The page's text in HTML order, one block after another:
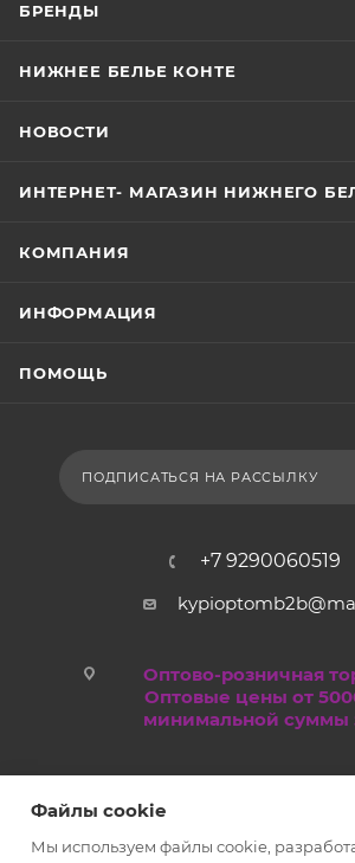
БРЕНДЫ
НИЖНЕЕ БЕЛЬЕ КОНТЕ
НОВОСТИ
ИНТЕРНЕТ- МАГАЗИН НИЖНЕГО
КОМПАНИЯ
ИНФОРМАЦИЯ
ПОМОЩЬ
ПОДПИСАТЬСЯ НА РАССЫЛКУ
+7 9290060519
Оптово-розничная
Оптовые цены от
минимальной суммы
Файлы cookie
Мы используем файлы cookie,